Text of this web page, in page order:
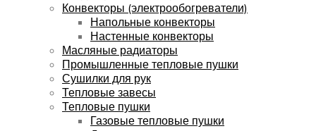
Конвекторы (электрообогреватели)
Напольные конвекторы
Настенные конвекторы
Масляные радиаторы
Промышленные тепловые пушки
Сушилки для рук
Тепловые завесы
Тепловые пушки
Газовые тепловые пушки